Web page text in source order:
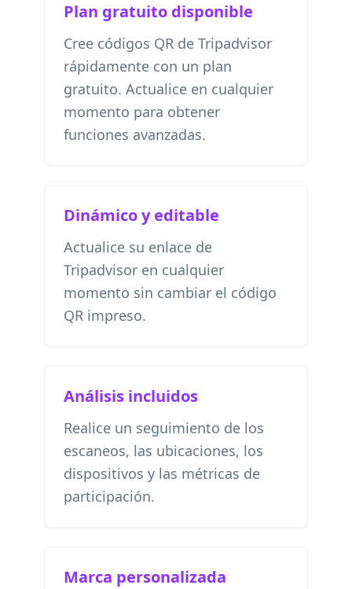
Plan gratuito disponible
Cree códigos QR de Tripadvisor
rápidamente con un plan
gratuito. Actualice en cualquier
momento para obtener
funciones avanzadas.
Dinámico y editable
Actualice su enlace de
Tripadvisor en cualquier
momento sin cambiar el código
QR impreso.
Análisis incluidos
Realice un seguimiento de los
escaneos, las ubicaciones, los
dispositivos y las métricas de
participación.
Marca personalizada